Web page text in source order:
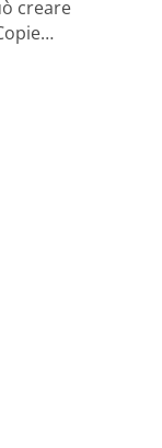
creare